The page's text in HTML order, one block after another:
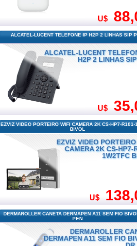
U$
ALCATEL-LUCENT TELEFONE IP H2P 2 LINHAS SIP
U$
ALCATEL-LUCENT
H2P 2 LINHAS
EZVIZ VIDEO PORTEIRO WIFI CAMERA 2K CS-HP7-R101-
BIVOL
U$
EZVIZ VIDEO
CAMERA 2K CS-HP7-
1W2TFC
DERMAROLLER CANETA DERMAPEN A11 SEM FIO
PEN
DERMAROLLER
DERMAPEN A11 SEM FIO